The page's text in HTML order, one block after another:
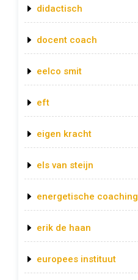
didactisch
docent coach
eelco smit
eft
eigen kracht
els van steijn
energetische coaching
erik de haan
europees instituut